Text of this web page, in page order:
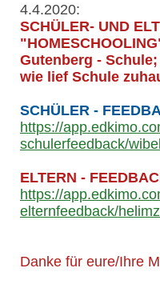
4.4.2020:
SCHÜLER- UND
Gutenberg - Schule;
wie lief Schule
SCHÜLER -
https://
schulerfeedback/
ELTERN -
https://
elternfeedback/
Danke für eure/Ihre